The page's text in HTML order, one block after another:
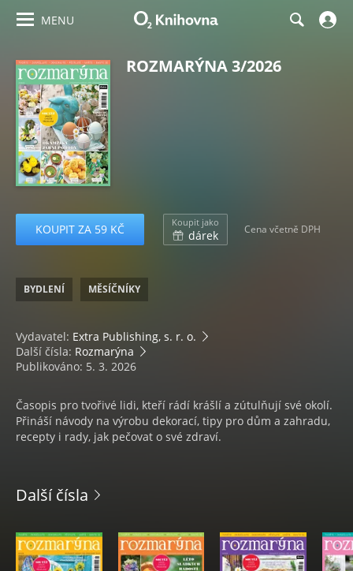
MENU
ROZMARÝNA 3/2026
KOUPIT ZA 59 KČ Koupit jako
dárek Cena včetně DPH
BYDLENÍ MĚSÍČNÍKY
Vydavatel: Extra Publishing, s. r. o.
Další čísla: Rozmarýna
Publikováno: 5. 3. 2026
Časopis pro tvořivé lidi, kteří rádí krášlí a zútulňují své okolí.
Přináší návody na výrobu dekorací, tipy pro dům a zahradu,
recepty i rady, jak pečovat o své zdraví.
Další čísla